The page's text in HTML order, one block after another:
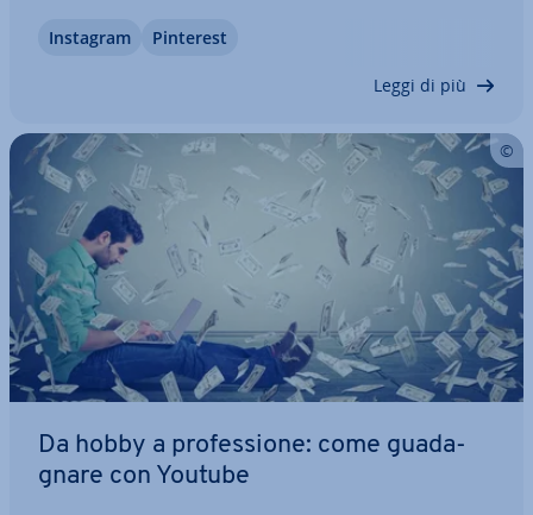
cer marketing rende questa forma di pub­bli­ci­tà
Instagram Pinterest
Leggi di più
Da hobby a pro­fes­sio­ne: come gua­da­
gna­re con Youtube